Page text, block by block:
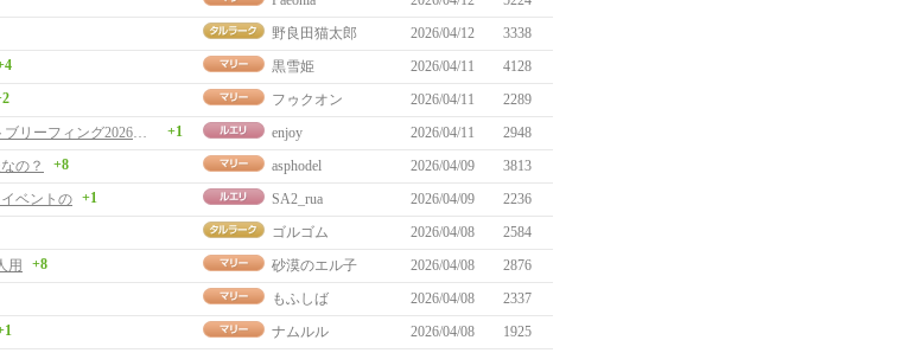
野良田猫太郎 2026/04/12
3338
黒雪姫 2026/04/11
4128
フゥクオン 2026/04/11
2289
ネクソン キャピタルマーケットブリーフィング2026を観て
+1 enjoy 2026/04/11
2948
の？
+8 asphodel 2026/04/09
3813
ベントの +1 SA2_rua 2026/04/09
2236
ゴルゴム 2026/04/08
2584
用
+8 砂漠のエル子 2026/04/08
2876
もふしば 2026/04/08
2337
ナムルル 2026/04/08
1925